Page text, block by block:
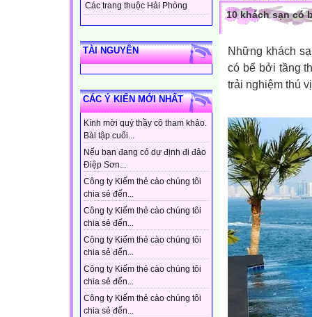
Các trang thuộc Hải Phòng
TÀI NGUYÊN
CÁC Ý KIẾN MỚI NHẤT
Kính mời quý thầy cô tham khảo.
Bài tập cuối...
Nếu bạn đang có dự định đi đảo
Điệp Sơn...
Công ty Kiếm thẻ cào chúng tôi
chia sẻ đến...
Công ty Kiếm thẻ cào chúng tôi
chia sẻ đến...
Công ty Kiếm thẻ cào chúng tôi
chia sẻ đến...
Công ty Kiếm thẻ cào chúng tôi
chia sẻ đến...
Công ty Kiếm thẻ cào chúng tôi
chia sẻ đến...
10 khách sạn có
Những khách
có bể bởi tầng
trải nghiệm thú